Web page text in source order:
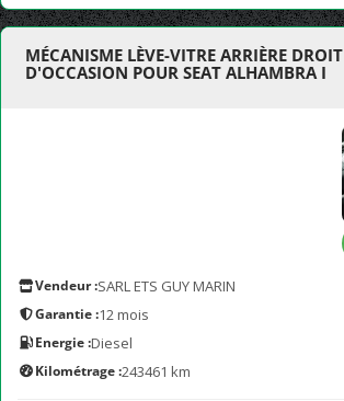
MÉCANISME LÈVE-VITRE ARRIÈRE DROIT
D'OCCASION POUR SEAT ALHAMBRA I
Vendeur :SARL ETS GUY MARIN
Garantie :12 mois
Energie :Diesel
Kilométrage :243461 km